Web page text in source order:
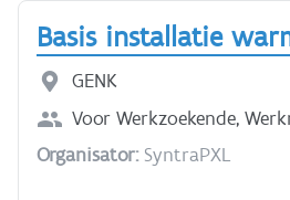
Basis installatie
GENK
Voor Werkzoekende,
Organisator:SyntraPXL